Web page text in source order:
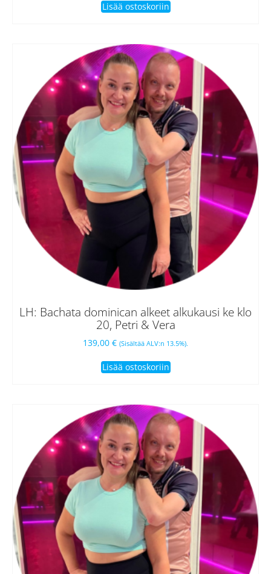
Lisää ostoskoriin
LH: Bachata dominican alkeet alkukausi ke klo
20, Petri & Vera
139,00 € (Sisältää ALV:n 13.5%).
Lisää ostoskoriin